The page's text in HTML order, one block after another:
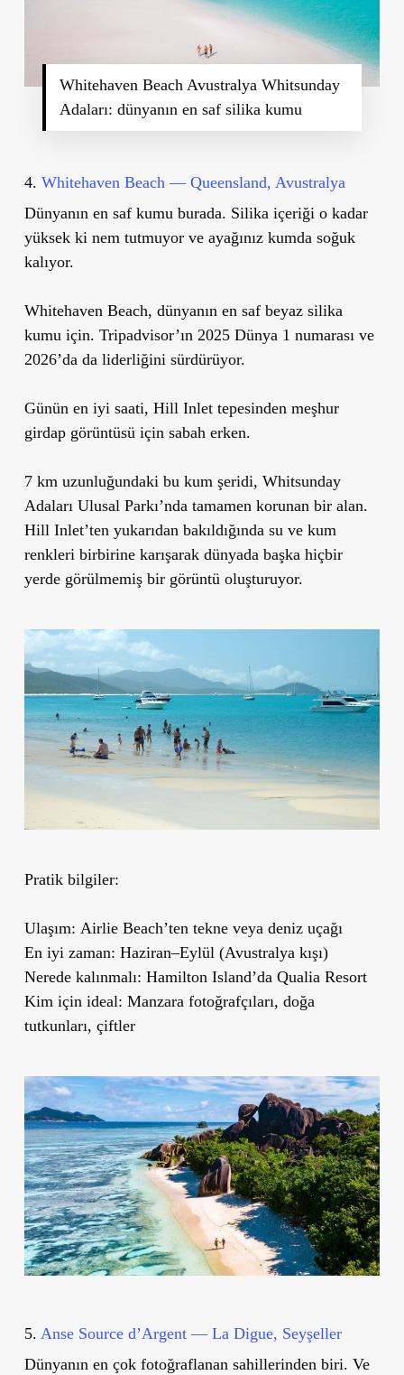
Whitehaven Beach Avustralya Whitsunday
Adaları: dünyanın en saf silika kumu
4. Whitehaven Beach — Queensland, Avustralya
Dünyanın en saf kumu burada. Silika içeriği o kadar
yüksek ki nem tutmuyor ve ayağınız kumda soğuk
kalıyor.
Whitehaven Beach, dünyanın en saf beyaz silika
kumu için. Tripadvisor’ın 2025 Dünya 1 numarası ve
2026’da da liderliğini sürdürüyor.
Günün en iyi saati, Hill Inlet tepesinden meşhur
girdap görüntüsü için sabah erken.
7 km uzunluğundaki bu kum şeridi, Whitsunday
Adaları Ulusal Parkı’nda tamamen korunan bir alan.
Hill Inlet’ten yukarıdan bakıldığında su ve kum
renkleri birbirine karışarak dünyada başka hiçbir
yerde görülmemiş bir görüntü oluşturuyor.
Pratik bilgiler:
Ulaşım: Airlie Beach’ten tekne veya deniz uçağı
En iyi zaman: Haziran–Eylül (Avustralya kışı)
Nerede kalınmalı: Hamilton Island’da Qualia Resort
Kim için ideal: Manzara fotoğrafçıları, doğa
tutkunları, çiftler
5. Anse Source d’Argent — La Digue, Seyşeller
Dünyanın en çok fotoğraflanan sahillerinden biri. Ve